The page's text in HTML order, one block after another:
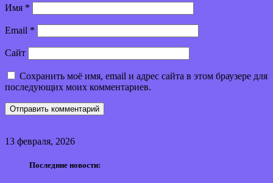
Имя *
Email *
Сайт
Сохранить моё имя, email и адрес сайта в этом браузере для
последующих моих комментариев.
13 февраля, 2026
Последние новости: